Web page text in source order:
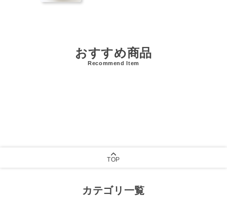
おすすめ商品
Recommend Item
TOP
カテゴリ一覧